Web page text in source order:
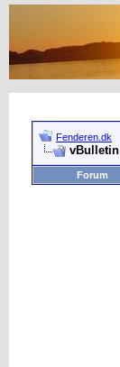
Fenderen.dk
vBulletin
Forum